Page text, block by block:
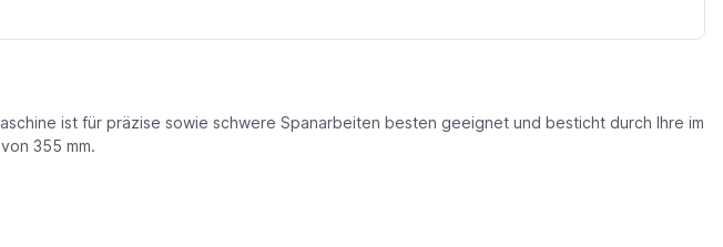
ist für präzise sowie schwere Spanarbeiten besten geeignet und besticht durch Ihre im
355 mm.